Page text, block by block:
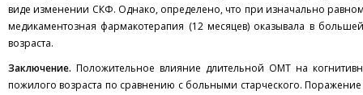
виде изменении СКФ. Однако, определено, что при изначально
медикаментозная фармакотерапия (12 месяцев) оказывала в
возраста.
Заключение. Положительное влияние длительной ОМТ на
пожилого возраста по сравнению с больными старческого.